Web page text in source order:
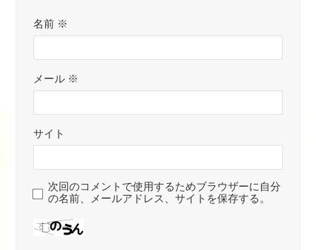
名前 ※
メール ※
サイト
次回のコメントで使用するためブラウザーに自分
の名前、メールアドレス、サイトを保存する。